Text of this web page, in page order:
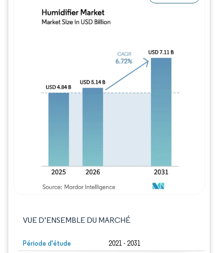
VUE D’ENSEMBLE DU MARCHÉ
Période d'étude 2021 - 2031